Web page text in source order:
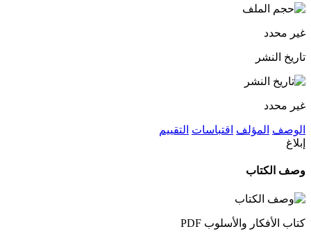
غير محدد
تاريخ النشر
غير محدد
الوصف المؤلف اقتباسات التقييم
إبلاغ
وصف الكتاب
كتاب الأفكار والأسلوب PDF